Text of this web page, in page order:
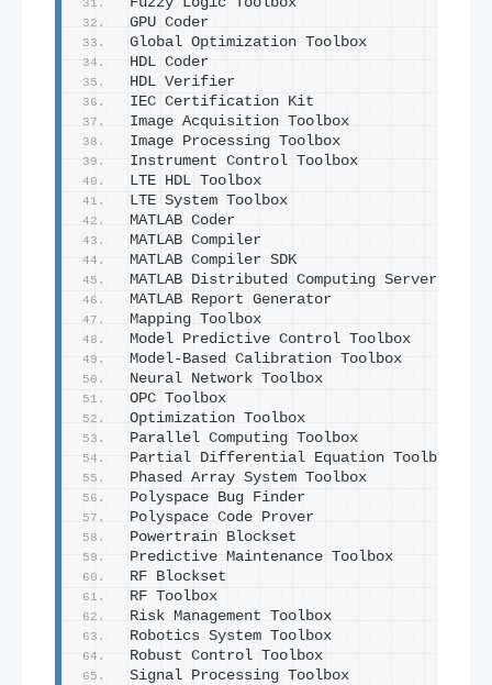
GPU Coder
Global Optimization Toolbox
HDL Coder
HDL Verifier
IEC Certification Kit
Image Acquisition Toolbox
Image Processing Toolbox
Instrument Control Toolbox
LTE HDL Toolbox
LTE System Toolbox
MATLAB Coder
MATLAB Compiler
MATLAB Compiler SDK
MATLAB Distributed Computing
MATLAB Report Generator
Mapping Toolbox
Model Predictive Control Toolbox
Model-Based Calibration Toolbox
Neural Network Toolbox
OPC Toolbox
Optimization Toolbox
Parallel Computing Toolbox
Partial Differential Equation
Phased Array System Toolbox
Polyspace Bug Finder
Polyspace Code Prover
Powertrain Blockset
Predictive Maintenance Toolbox
RF Blockset
RF Toolbox
Risk Management Toolbox
Robotics System Toolbox
Robust Control Toolbox
Signal Processing Toolbox